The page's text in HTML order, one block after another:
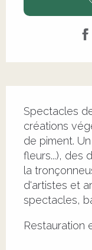
Spectacles
créations
de piment.
fleurs...), des
la
d'artistes et
spectacles,
Restauration